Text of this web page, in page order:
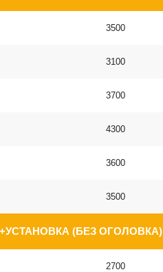
3500
3100
3700
4300
3600
3500
(БЕЗ ОГОЛОВКА)
2700